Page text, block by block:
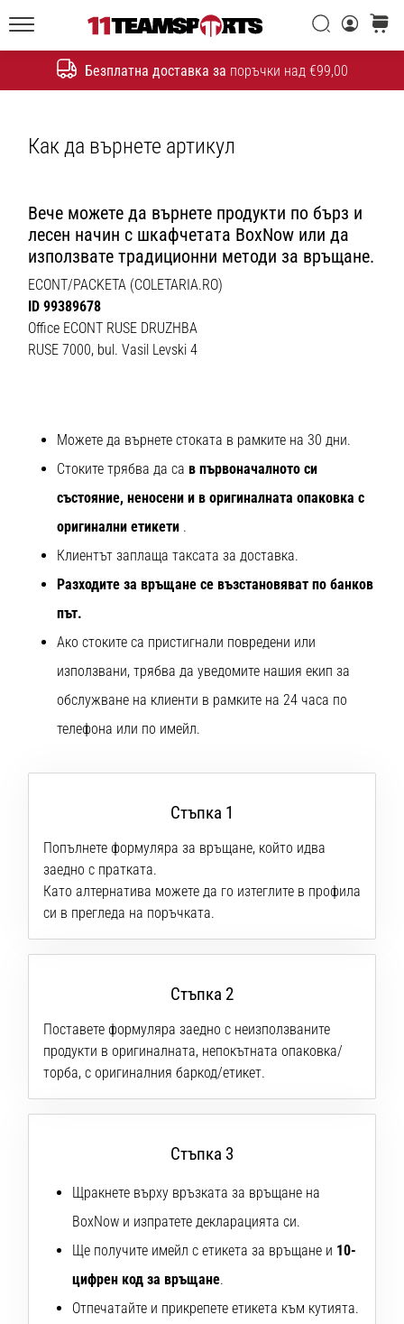
Безплатна доставка за поръчки над €99,00
Търси
Търсене
една
икона
скоростта
for
More
Victories
Подготви
женското
PUMA.
Nike
Phantom
Открий
новите
футболни
прецизност,
контрол
докосване.
Перфектни
играчи,
Как да върнете артикул
Вече можете да върнете продукти по бърз и
лесен начин с шкафчетата BoxNow или да
използвате традиционни методи за връщане.
ECONT/PACKETA (COLETARIA.RO)
ID 99389678
Office ECONT RUSE DRUZHBA
RUSE 7000, bul. Vasil Levski 4
Можете да върнете стоката в рамките на 30 дни.
Стоките трябва да са в първоначалното си
състояние, неносени и в оригиналната опаковка с
оригинални етикети .
Клиентът заплаща таксата за доставка.
Разходите за връщане се възстановяват по банков
път.
Ако стоките са пристигнали повредени или
използвани, трябва да уведомите нашия екип за
обслужване на клиенти в рамките на 24 часа по
телефона или по имейл.
Стъпка 1
Попълнете формуляра за връщане, който идва
заедно с пратката.
Като алтернатива можете да го изтеглите в профила
си в прегледа на поръчката.
Стъпка 2
Поставете формуляра заедно с неизползваните
продукти в оригиналната, непокътната опаковка/
торба, с оригиналния баркод/етикет.
Стъпка 3
Щракнете върху връзката за връщане на
BoxNow и изпратете декларацията си.
Ще получите имейл с етикета за връщане и 10-
цифрен код за връщане.
Отпечатайте и прикрепете етикета към кутията.